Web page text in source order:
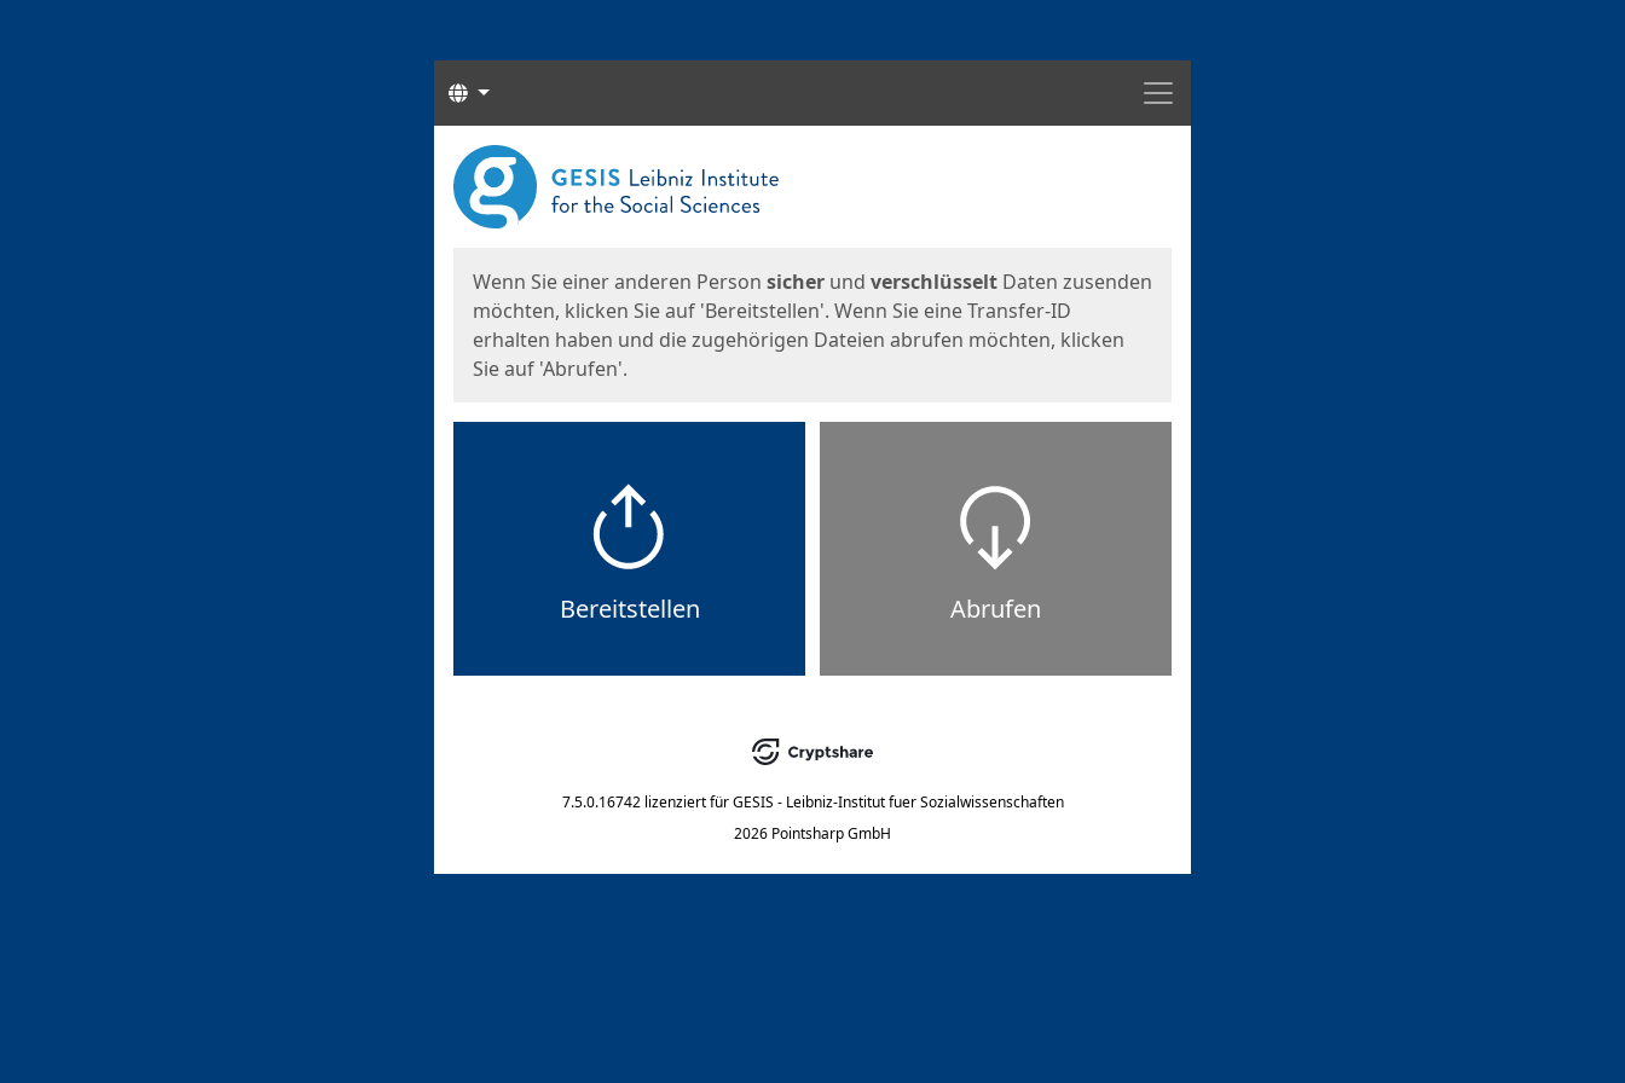
Menü
Sprachen
Start
Wenn Sie einer anderen Person sicher und verschlüsselt Daten zusenden
möchten, klicken Sie auf 'Bereitstellen'. Wenn Sie eine Transfer-ID
erhalten haben und die zugehörigen Dateien abrufen möchten, klicken
Sie auf 'Abrufen'.
Bereitstellen Abrufen
7.5.0.16742 lizenziert für GESIS - Leibniz-Institut fuer Sozialwissenschaften
2026 Pointsharp GmbH